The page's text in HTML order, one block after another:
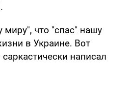
.
миру", что "спас" нашу
в Украине. Вот
написал